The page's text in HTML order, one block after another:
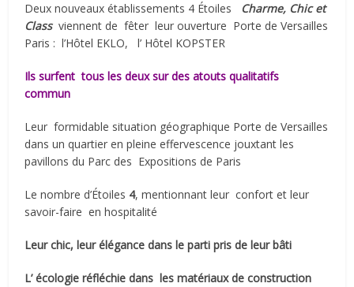
Deux nouveaux établissements 4 Étoiles
Charme, Chic et
Class viennent de fêter leur ouverture Porte de Versailles
Paris : l’Hôtel EKLO, l’ Hôtel KOPSTER
Ils surfent tous les deux sur des atouts qualitatifs
commun
Leur formidable situation géographique Porte de Versailles
dans un quartier en pleine effervescence jouxtant les
pavillons du Parc des Expositions de Paris
Le nombre d’Étoiles 4, mentionnant leur confort et leur
savoir-faire en hospitalité
Leur chic, leur élégance dans le parti pris de leur bâti
L’ écologie réfléchie dans les matériaux de construction